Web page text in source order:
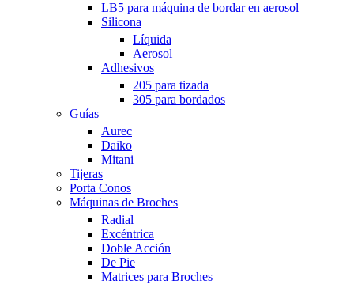
LB5 para máquina de bordar en aerosol
Silicona
Líquida
Aerosol
Adhesivos
205 para tizada
305 para bordados
Guías
Aurec
Daiko
Mitani
Tijeras
Porta Conos
Máquinas de Broches
Radial
Excéntrica
Doble Acción
De Pie
Matrices para Broches